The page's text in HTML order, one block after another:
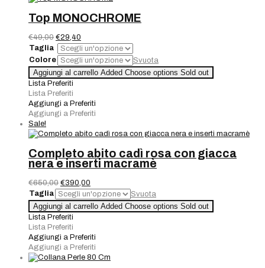
e
coralli
sul
dorso
quantità
Top MONOCHROME
€49,00 Il
prezzo
originale
era:
€49,00.
€29,40
prezzo
attuale
è:
€29,40.
Taglia
Colore
Svuota
Top
MONOCHROME
quantità
Aggiungi al carrello Added Choose options Sold out
Lista Preferiti
Lista Preferiti
Aggiungi a Preferiti
Aggiungi a Preferiti
Sale!
Completo abito cadì rosa con giacca
nera e inserti macramè
€650,00 Il
prezzo
originale
era:
€650,00.
€390,00
prezzo
attuale
è:
Taglia
Svuota
Completo
abito
cadì
rosa
con
giacca
nera
Aggiungi al carrello Added Choose options Sold out
Lista Preferiti
Lista Preferiti
Aggiungi a Preferiti
Aggiungi a Preferiti